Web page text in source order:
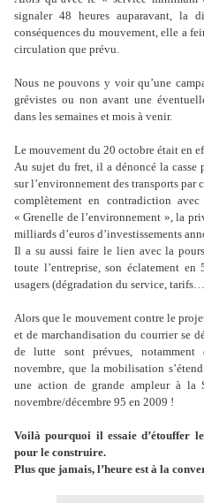
signaler 48 heures auparavant, la
conséquences du mouvement, elle a
circulation que prévu.
Nous ne pouvons y voir qu’une
grévistes ou non avant une
dans les semaines et mois à venir.
Le mouvement du 20 octobre était en
Au sujet du fret, il a dénoncé la casse
sur l’environnement des transports par
complètement en contradiction
« Grenelle de l’environnement », la
milliards d’euros d’investissements
Il a su aussi faire le lien avec la
toute l’entreprise, son éclatement
usagers (dégradation du service,
Alors que le mouvement contre le
et de marchandisation du courrier se
de lutte sont prévues,
novembre, que la mobilisation
une action de grande ampleur à la
novembre/décembre 95 en 2009 !
Voilà pourquoi il essaie d’étouffer
pour le construire.
Plus que jamais, l’heure est à la